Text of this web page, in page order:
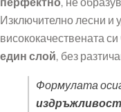
Изключително лесни и
висококачествената
един слой, без
Формулата
издръжливост